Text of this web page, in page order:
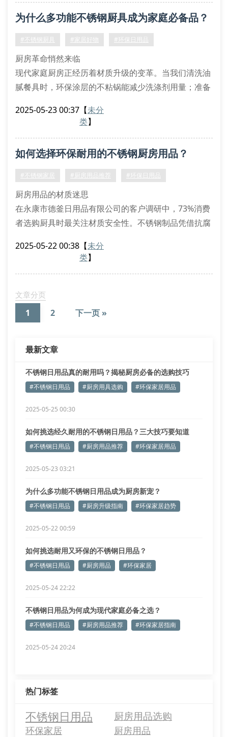
快速解冻板缩短备餐时间
丝扣密封罐保持食材新鲜度
智能感应垃圾桶正改变传统清洁方式，通过红外线感应
技术实现零
为什么多功能不锈钢厨具成为家庭必备品？
#不锈钢厨具 #家居好物 #环保日用品
厨房革命悄然来临
现代家庭厨房正经历着材质升级的变革。当我们清洗油
腻餐具时，环保涂层的不粘锅能减少洗涤剂用量；准备
罐时，丝扣密封设计确保食材新鲜。这些创新设计正在
抗菌特性：食品级304不锈钢表面抑制细菌滋生
耐久性能：双层结构锅具经得起长期高温考验
烹饪效率：快
2025-05-23 00:37 【未分
类】
如何选择环保耐用的不锈钢厨房用品？
#不锈钢家居 #厨房用品推荐 #环保日用品
厨房用品的材质迷思
在永康市德釜日用品有限公司的客户调研中，73%消费
者选购厨具时最关注材质安全性。不锈钢制品凭借抗腐
标榜”304食品级”的产品，实际铬镍含量达标的不足六
表面呈现均匀哑光质感
边缘经过圆角打磨处理
重量分布均衡不头重脚轻
双层结构的保温饭盒近年销量增长120%
2025-05-22 00:38 【未分
类】
文章分页
1 2 下一页 »
最新文章
不锈钢日用品真的耐用吗？揭秘厨房必备的选购技巧
#不锈钢日用品 #厨房用具选购 #环保家居用品
2025-05-25 00:30
如何挑选经久耐用的不锈钢日用品？三大技巧要知道
#不锈钢日用品 #厨房用品推荐 #环保家居用品
2025-05-23 03:21
为什么多功能不锈钢日用品成为厨房新宠？
#不锈钢日用品 #厨房升级指南 #环保家居趋势
2025-05-22 00:59
如何挑选耐用又环保的不锈钢日用品？
#不锈钢日用品 #厨房用品 #环保家居
2025-05-24 22:22
不锈钢日用品为何成为现代家庭必备之选？
#不锈钢日用品 #厨房用品推荐 #环保家居指南
2025-05-24 20:24
热门标签
不锈钢日用品 厨房用品选购
环保家居 厨房用品